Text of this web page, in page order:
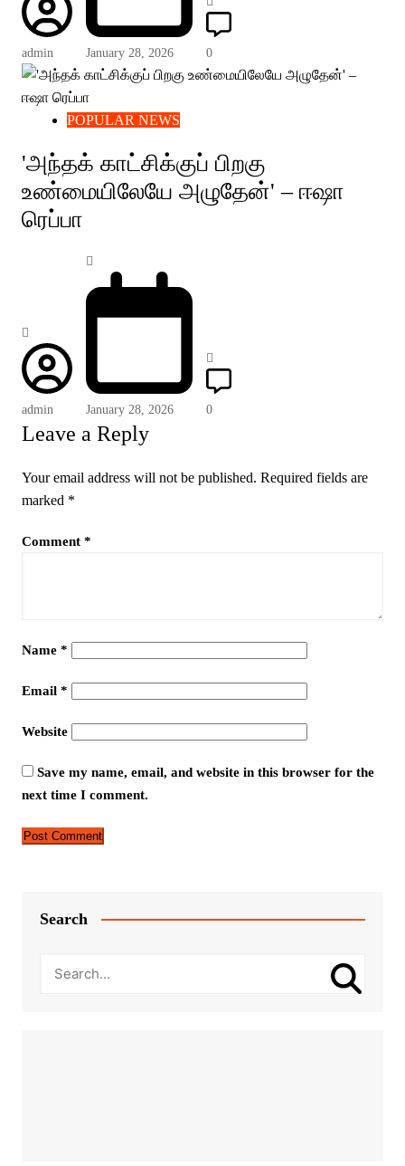
admin January 28, 2026 0
POPULAR NEWS
'அந்தக் காட்சிக்குப் பிறகு
உண்மையிலேயே அழுதேன்' – ஈஷா
ரெப்பா
admin January 28, 2026 0
Leave a Reply
Your email address will not be published. Required fields are
marked *
Comment *
Name *
Email *
Website
Save my name, email, and website in this browser for the
next time I comment.
Search